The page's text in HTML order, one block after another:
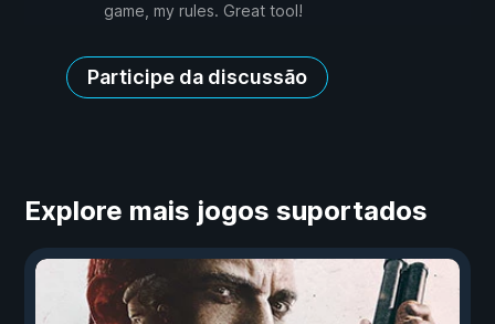
game, my rules. Great tool!
Participe da discussão
Explore mais jogos suportados